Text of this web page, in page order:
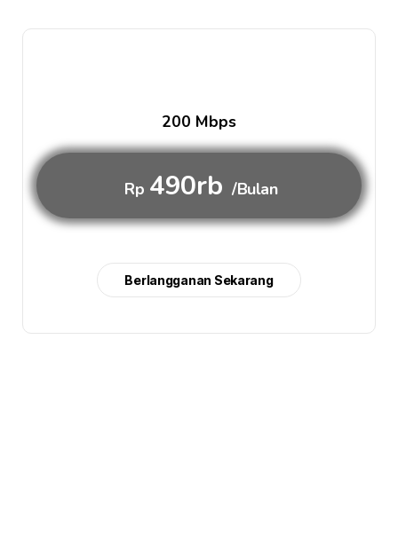
200 Mbps
Rp 490rb /Bulan
Berlangganan Sekarang